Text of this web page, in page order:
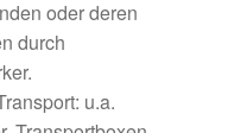
oder deren
durch
u.a.